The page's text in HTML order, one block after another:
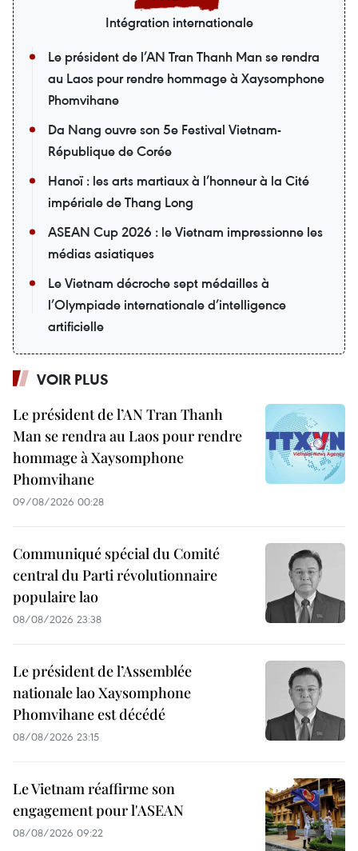
Intégration internationale
Le président de l’AN Tran Thanh Man se rendra
au Laos pour rendre hommage à Xaysomphone
Phomvihane
Da Nang ouvre son 5e Festival Vietnam-
République de Corée
Hanoï : les arts martiaux à l’honneur à la Cité
impériale de Thang Long
ASEAN Cup 2026 : le Vietnam impressionne les
médias asiatiques
Le Vietnam décroche sept médailles à
l’Olympiade internationale d’intelligence
artificielle
VOIR PLUS
Le président de l’AN Tran Thanh
Man se rendra au Laos pour rendre
hommage à Xaysomphone
Phomvihane
09/08/2026 00:28
Communiqué spécial du Comité
central du Parti révolutionnaire
populaire lao
08/08/2026 23:38
Le président de l’Assemblée
nationale lao Xaysomphone
Phomvihane est décédé
08/08/2026 23:15
Le Vietnam réaffirme son
engagement pour l'ASEAN
08/08/2026 09:22